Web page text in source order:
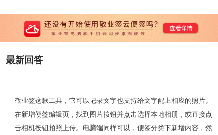
最新回答
敬业签这款工具，它可以记录文字也支持给文字配上相应的照片。
在新增便签编辑页，找到图片按钮并点击选择本地相册， 或直接点
击相机按钮拍照 上传。电脑端同样可以 ，便签分类下新增内容，然